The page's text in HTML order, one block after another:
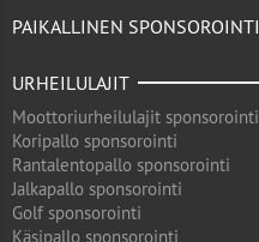
PAIKALLINEN SPONSOROINTI
URHEILULAJIT
Moottoriurheilulajit sponsorointi
Koripallo sponsorointi
Rantalentopallo sponsorointi
Jalkapallo sponsorointi
Golf sponsorointi
Käsipallo sponsorointi